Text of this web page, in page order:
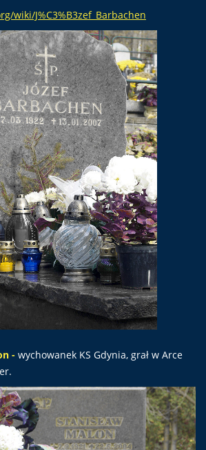
wiki/J%C3%B3zef_Barbachen
- wychowanek KS Gdynia, grał w Arce